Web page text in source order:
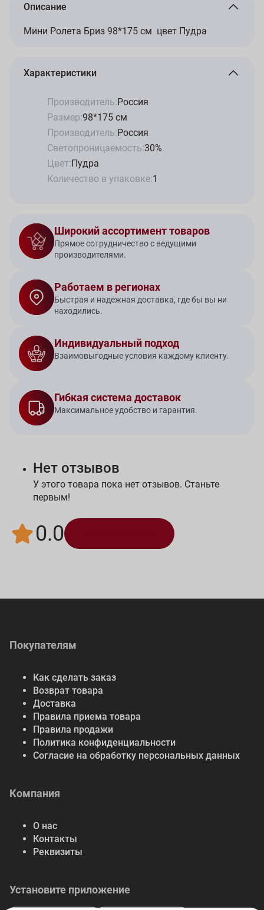
Описание
Мини Ролета Бриз 98*175 см цвет Пудра
Характеристики
Производитель:Россия
Размер:98*175 см
Производитель:Россия
Светопроницаемость:30%
Цвет:Пудра
Количество в упаковке:1
Широкий ассортимент товаров
Прямое сотрудничество с ведущими
производителями.
Работаем в регионах
Быстрая и надежная доставка, где бы вы ни
находились.
Индивидуальный подход
Взаимовыгодные условия каждому клиенту.
Гибкая система доставок
Максимальное удобство и гарантия.
Нет отзывов
У этого товара пока нет отзывов. Станьте
первым!
0.0
Покупателям
Как сделать заказ
Возврат товара
Доставка
Правила приема товара
Правила продажи
Политика конфиденциальности
Согласие на обработку персональных данных
Компания
О нас
Контакты
Реквизиты
Установите приложение